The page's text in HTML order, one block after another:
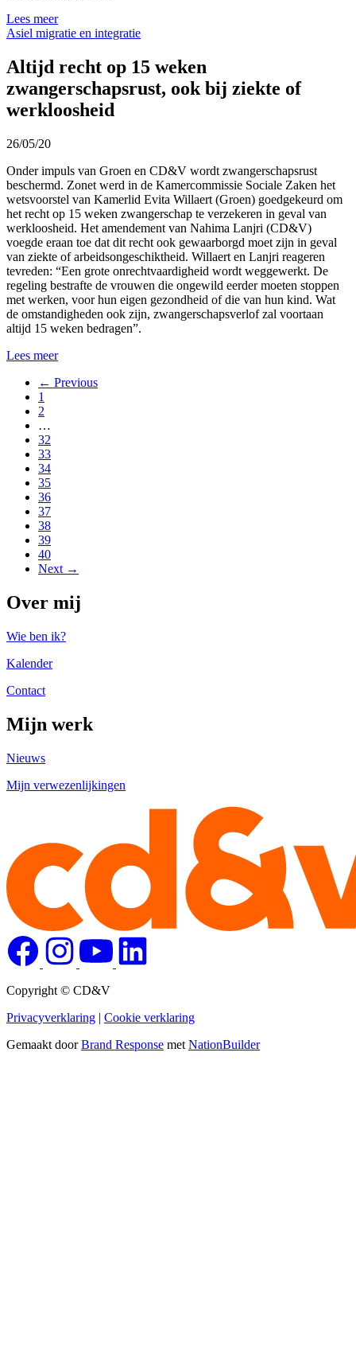
Lees meer
Asiel migratie en integratie
Altijd recht op 15 weken
zwangerschapsrust, ook bij ziekte of
werkloosheid
26/05/20
Onder impuls van Groen en CD&V wordt zwangerschapsrust
beschermd. Zonet werd in de Kamercommissie Sociale Zaken het
wetsvoorstel van Kamerlid Evita Willaert (Groen) goedgekeurd om
het recht op 15 weken zwangerschap te verzekeren in geval van
werkloosheid. Het amendement van Nahima Lanjri (CD&V)
voegde eraan toe dat dit recht ook gewaarborgd moet zijn in geval
van ziekte of arbeidsongeschiktheid. Willaert en Lanjri reageren
tevreden: “Een grote onrechtvaardigheid wordt weggewerkt. De
regeling bestrafte de vrouwen die ongewild eerder moeten stoppen
met werken, voor hun eigen gezondheid of die van hun kind. Wat
de omstandigheden ook zijn, zwangerschapsverlof zal voortaan
altijd 15 weken bedragen”.
Lees meer
← Previous
1
2
…
32
33
34
35
36
37
38
39
40
Next →
Over mij
Wie ben ik?
Kalender
Contact
Mijn werk
Nieuws
Mijn verwezenlijkingen
Copyright © CD&V
Privacyverklaring | Cookie verklaring
Gemaakt doorBrand Response met NationBuilder